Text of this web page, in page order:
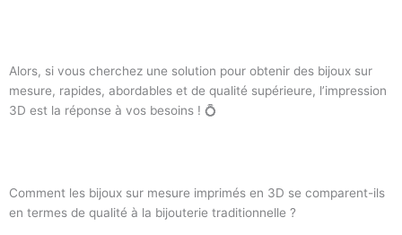
Alors, si vous cherchez une solution pour obtenir des bijoux sur
mesure, rapides, abordables et de qualité supérieure, l’impression
3D est la réponse à vos besoins ! 💍
Comment les bijoux sur mesure imprimés en 3D se comparent-ils
en termes de qualité à la bijouterie traditionnelle ?